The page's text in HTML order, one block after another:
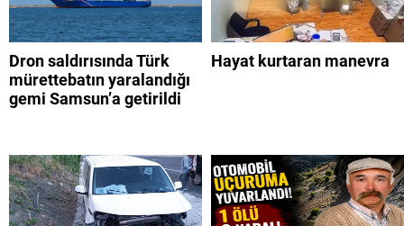
Dron saldırısında Türk
mürettebatın yaralandığı
gemi Samsun’a getirildi
Hayat kurtaran manevra